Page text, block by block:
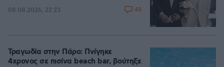
08.08.2026, 22:23 48
Τραγωδία στην Πάρο: Πνίγηκε
4χρονος σε πισίνα beach bar, βούτηξε